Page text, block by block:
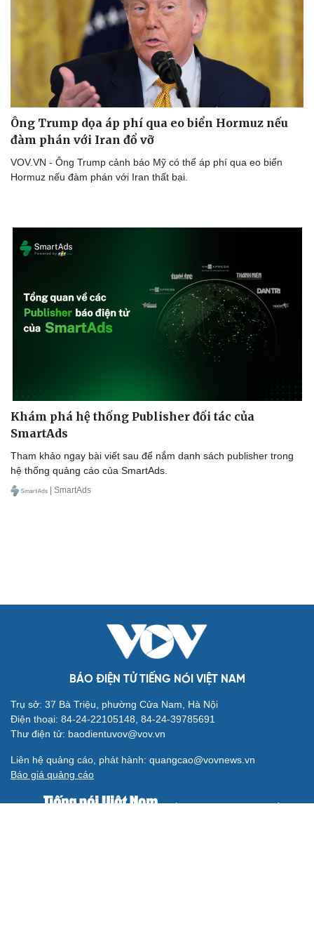
Cải chính
Ông Trump dọa áp phí qua eo biển Hormuz nếu
đàm phán với Iran đổ vỡ
VOV.VN - Ông Trump cảnh báo Mỹ có thể áp phí qua eo biển
Hormuz nếu đàm phán với Iran thất bại.
Khám phá hệ thống Publisher đối tác của
SmartAds
Tham khảo ngay bài viết sau để nắm danh sách publisher trong
hệ thống quảng cáo của SmartAds.
| SmartAds
BÁO ĐIỆN TỬ TIẾNG NÓI VIỆT NAM
Trụ sở: 37 Bà Triệu, phường Cửa Nam, Hà Nội
Điện thoại: 84-24-22105148, 84-24-39785691
Thư điện tử: baodientuvov@vov.vn
Liên hệ quảng cáo, phát hành: quangcao@vovnews.vn
Báo giá quảng cáo
Báo in xuất bản thứ Năm hàng tuần